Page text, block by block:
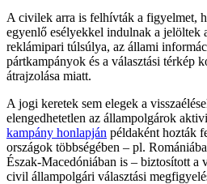
A civilek arra is felhívták a figyelmet,
egyenlő esélyekkel indulnak a jelöltek
reklámipari túlsúlya, az állami
pártkampányok és a választási térkép
átrajzolása miatt.
A jogi keretek sem elegek a
elengedhetetlen az állampolgárok
kampány honlapján példaként hozták
országok többségében – pl.
Észak-Macedóniában is – biztosított a
civil állampolgári választási